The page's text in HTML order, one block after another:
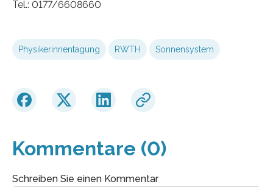
Tel.: 0177/6608660
Physikerinnentagung RWTH Sonnensystem
Kommentare (0)
Schreiben Sie einen Kommentar